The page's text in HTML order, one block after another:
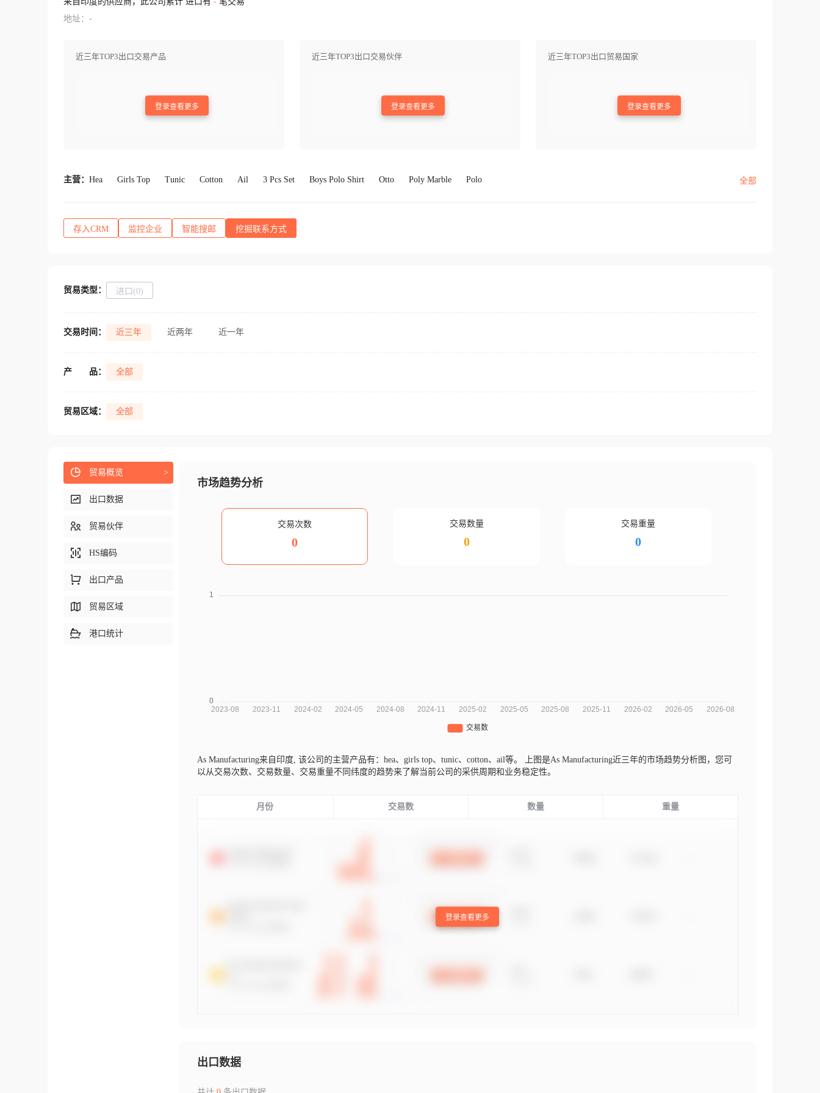
地址：-
近三年TOP3出口交易产品
登录查看更多
近三年TOP3出口交易伙伴
登录查看更多
近三年TOP3出口贸易国家
登录查看更多
主营： Hea Girls Top Tunic Cotton Ail 3 Pcs Set Boys Polo Shirt Otto Poly Marble Polo 全部
存入CRM 监控企业 智能搜邮 挖掘联系方式
贸易类型： 进口(0)
交易时间： 近三年 近两年 近一年
产 品： 全部
贸易区域： 全部
市场趋势分析
交易次数
0
交易数量
0
交易重量
0
As Manufacturing来自印度, 该公司的主营产品有：hea、girls top、tunic、cotton、ail等。
上图是As Manufacturing近三年的市场趋势分析图，您可
以从交易次数、交易数量、交易重量不同纬度的趋势来了解当前公司的采供周期和业务稳定性。
月份 交易数 数量 重量
登录查看更多
出口数据
贸易概览 >
出口数据
贸易伙伴
HS编码
出口产品
贸易区域
港口统计